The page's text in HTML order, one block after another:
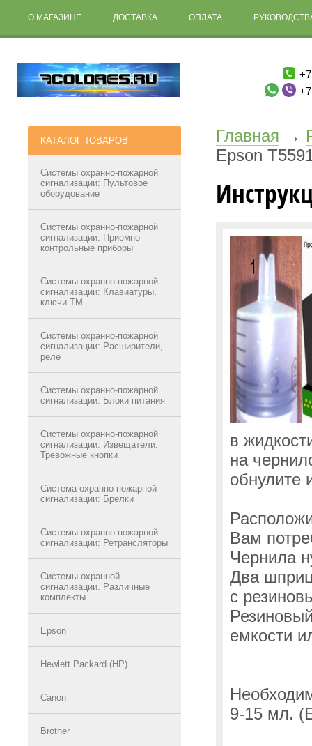
О МАГАЗИНЕ ДОСТАВКА ОПЛАТА
КАТАЛОГ ТОВАРОВ
Системы охранно-пожарной
сигнализации: Пультовое
оборудование
Системы охранно-пожарной
сигнализации: Приемно-
контрольные приборы
Системы охранно-пожарной
сигнализации: Клавиатуры,
ключи ТМ
Системы охранно-пожарной
сигнализации: Расширители,
реле
Системы охранно-пожарной
сигнализации: Блоки питания
Системы охранно-пожарной
сигнализации: Извещатели.
Тревожные кнопки
Система охранно-пожарной
сигнализации: Брелки
Системы охранно-пожарной
сигнализации: Ретрансляторы
Системы охранной
сигнализации. Различные
комплекты.
Epson
Hewlett Packard (HP)
Canon
Brother
Главная →
Epson
в
на
обнулите
Вам
Чернила
Два
с
емкости
9-15 мл.